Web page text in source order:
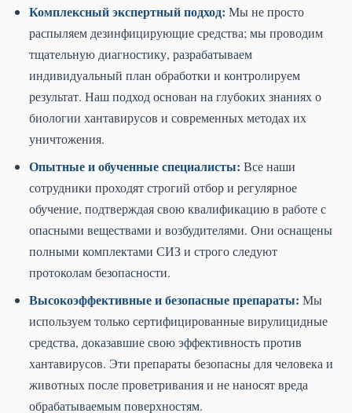
Комплексный экспертный подход: Мы не просто
распыляем дезинфицирующие средства; мы проводим
тщательную диагностику, разрабатываем
индивидуальный план обработки и контролируем
результат. Наш подход основан на глубоких знаниях о
биологии хантавирусов и современных методах их
уничтожения.
Опытные и обученные специалисты: Все наши
сотрудники проходят строгий отбор и регулярное
обучение, подтверждая свою квалификацию в работе с
опасными веществами и возбудителями. Они оснащены
полными комплектами СИЗ и строго следуют
протоколам безопасности.
Высокоэффективные и безопасные препараты: Мы
используем только сертифицированные вирулицидные
средства, доказавшие свою эффективность против
хантавирусов. Эти препараты безопасны для человека и
животных после проветривания и не наносят вреда
обрабатываемым поверхностям.